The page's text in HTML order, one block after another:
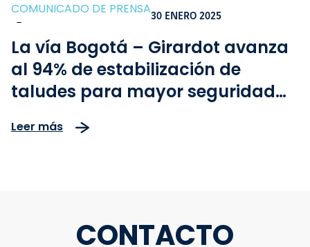
COMUNICADO DE PRENSA
-
30 ENERO 2025
La vía Bogotá – Girardot avanza
al 94% de estabilización de
taludes para mayor seguridad
Leer más
CONTACTO